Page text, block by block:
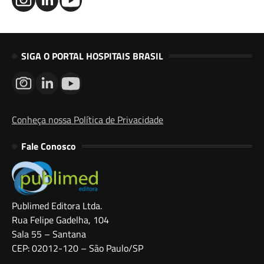
SIGA O PORTAL HOSPITAIS BRASIL
Conheça nossa Política de Privacidade
Fale Conosco
Publimed Editora Ltda.
Rua Felipe Gadelha, 104
Sala 55 – Santana
CEP: 02012-120 – São Paulo/SP